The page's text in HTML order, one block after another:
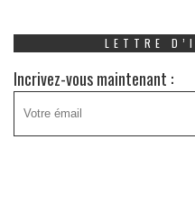
LETTRE
Incrivez-vous maintenant :